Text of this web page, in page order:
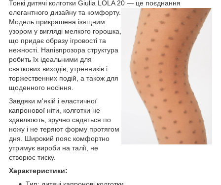
Тонкі дитячі колготки Giulia LOLA 20 — це поєднання
елегантного дизайну та комфорту.
Модель прикрашена ізящним
узором у вигляді мелкого горошка,
що придає образу ігровості та
нежності. Напівпрозора структура
робить їх ідеальними для
святкових виходів, утренників і
торжественних подій, а також для
щоденного носіння.
Завдяки м'якій і еластичної
капронової ніти, колготки не
здавлюють, зручно садяться по
ножу і не теряют форму протягом
дня. Широкий пояс комфортно
утримує вироби на талії, не
створює тиску.
Характеристики: